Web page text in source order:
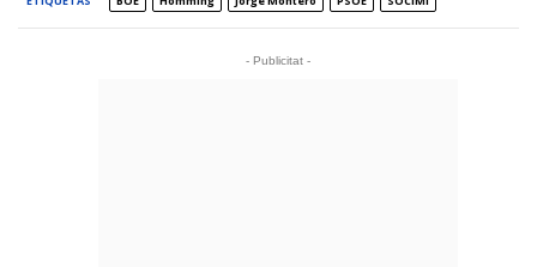
- Publicitat -